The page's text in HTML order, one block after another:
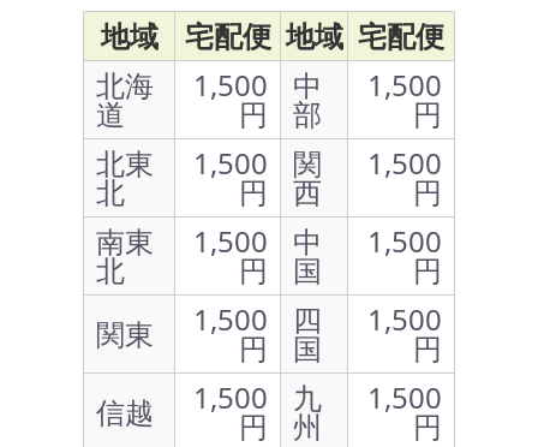
地域
宅配便 地域 宅配便
北海
道
1,500
円
中
部
1,500
円
北東
北
1,500
円
関
西
1,500
円
南東
北
1,500
円
中
国
1,500
円
関東
1,500
円
四
国
1,500
円
信越
1,500
円
九
州
1,500
円